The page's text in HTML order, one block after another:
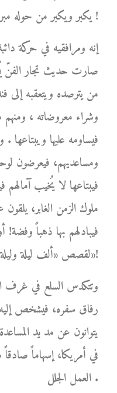
يكبر ويكبر من حوله مبرداً بشعاعاته اللطيفة لهيب أوجاعه !
إنه ومرافقيه في حركة
صارت حديث تجار الفنّ
من يترصده ويتعقبه إلى
وشراء معروضاته ،
فيساومه عليها ويبتاعها .
ومساعديهم، فيعرضون
فيبتاعها لا يُخيب
ملوك الزمن الغابر،
فيبادلهم بها ذهباً وفضة!
لقصص «ألف ليلة وليلة»!
وتتكدس السلع في غرف
رفاق سفره، فيشخص
يتوانون عن مد يد
في أمريكا، إسهاماً
العمل الجلل .